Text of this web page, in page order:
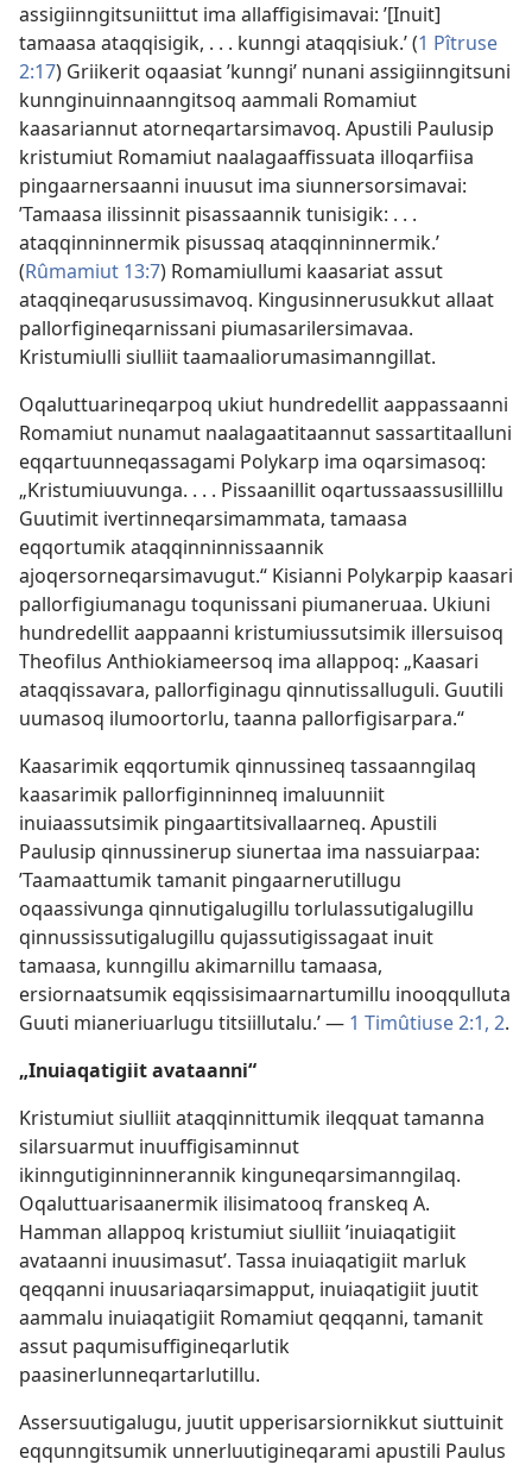
assigiinngitsuniittut ima allaffigisimavai: ’[Inuit]
tamaasa ataqqisigik, . . . kunngi ataqqisiuk.’ (1 Pîtruse
2:17) Griikerit oqaasiat ’kunngi’ nunani assigiinngitsuni
kunnginuinnaanngitsoq aammali Romamiut
kaasariannut atorneqartarsimavoq. Apustili Paulusip
kristumiut Romamiut naalagaaffissuata illoqarfiisa
pingaarnersaanni inuusut ima siunnersorsimavai:
’Tamaasa ilissinnit pisassaannik tunisigik: . . .
ataqqinninnermik pisussaq ataqqinninnermik.’
(Rûmamiut 13:7) Romamiullumi kaasariat assut
ataqqineqarusussimavoq. Kingusinnerusukkut allaat
pallorfigineqarnissani piumasarilersimavaa.
Kristumiulli siulliit taamaaliorumasimanngillat.
Oqaluttuarineqarpoq ukiut hundredellit aappassaanni
Romamiut nunamut naalagaatitaannut sassartitaalluni
eqqartuunneqassagami Polykarp ima oqarsimasoq:
„Kristumiuuvunga. . . . Pissaanillit oqartussaassusillillu
Guutimit ivertinneqarsimammata, tamaasa
eqqortumik ataqqinninnissaannik
ajoqersorneqarsimavugut.“ Kisianni Polykarpip kaasari
pallorfigiumanagu toqunissani piumaneruaa. Ukiuni
hundredellit aappaanni kristumiussutsimik illersuisoq
Theofilus Anthiokiameersoq ima allappoq: „Kaasari
ataqqissavara, pallorfiginagu qinnutissalluguli. Guutili
uumasoq ilumoortorlu, taanna pallorfigisarpara.“
Kaasarimik eqqortumik qinnussineq tassaanngilaq
kaasarimik pallorfiginninneq imaluunniit
inuiaassutsimik pingaartitsivallaarneq. Apustili
Paulusip qinnussinerup siunertaa ima nassuiarpaa:
’Taamaattumik tamanit pingaarnerutillugu
oqaassivunga qinnutigalugillu torlulassutigalugillu
qinnussissutigalugillu qujassutigissagaat inuit
tamaasa, kunngillu akimarnillu tamaasa,
ersiornaatsumik eqqissisimaarnartumillu inooqqulluta
Guuti mianeriuarlugu titsiillutalu.’ — 1 Timûtiuse 2:1, 2.
„Inuiaqatigiit avataanni“
Kristumiut siulliit ataqqinnittumik ileqquat tamanna
silarsuarmut inuuffigisaminnut
ikinngutiginninnerannik kinguneqarsimanngilaq.
Oqaluttuarisaanermik ilisimatooq franskeq A.
Hamman allappoq kristumiut siulliit ’inuiaqatigiit
avataanni inuusimasut’. Tassa inuiaqatigiit marluk
qeqqanni inuusariaqarsimapput, inuiaqatigiit juutit
aammalu inuiaqatigiit Romamiut qeqqanni, tamanit
assut paqumisuffigineqarlutik
paasinerlunneqartarlutillu.
Assersuutigalugu, juutit upperisarsiornikkut siuttuinit
eqqunngitsumik unnerluutigineqarami apustili Paulus